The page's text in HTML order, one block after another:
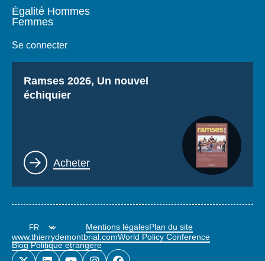
Égalité Hommes
Femmes
Se connecter
Titre
Ramses 2026, Un nouvel
échiquier
Lien
Acheter
Mentions légalesPlan du site
www.thierrydemontbrial.comWorld Policy Conference
Blog Politique étrangère